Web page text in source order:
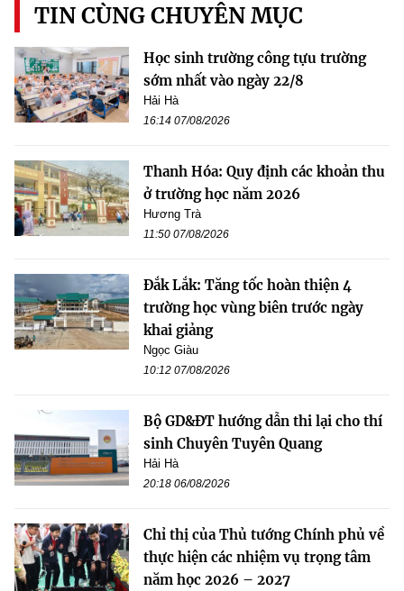
TIN CÙNG CHUYÊN MỤC
Học sinh trường công tựu trường
sớm nhất vào ngày 22/8
Hải Hà
16:14 07/08/2026
Thanh Hóa: Quy định các khoản thu
ở trường học năm 2026
Hương Trà
11:50 07/08/2026
Đắk Lắk: Tăng tốc hoàn thiện 4
trường học vùng biên trước ngày
khai giảng
Ngọc Giàu
10:12 07/08/2026
Bộ GD&ĐT hướng dẫn thi lại cho thí
sinh Chuyên Tuyên Quang
Hải Hà
20:18 06/08/2026
Chỉ thị của Thủ tướng Chính phủ về
thực hiện các nhiệm vụ trọng tâm
năm học 2026 – 2027